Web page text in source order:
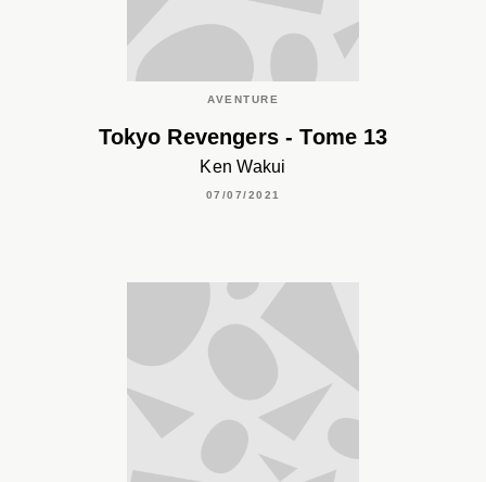
AVENTURE
Tokyo Revengers - Tome 13
Ken Wakui
07/07/2021